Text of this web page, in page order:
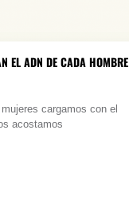
EL ADN DE CADA HOMBRE
cargamos con el
acostamos